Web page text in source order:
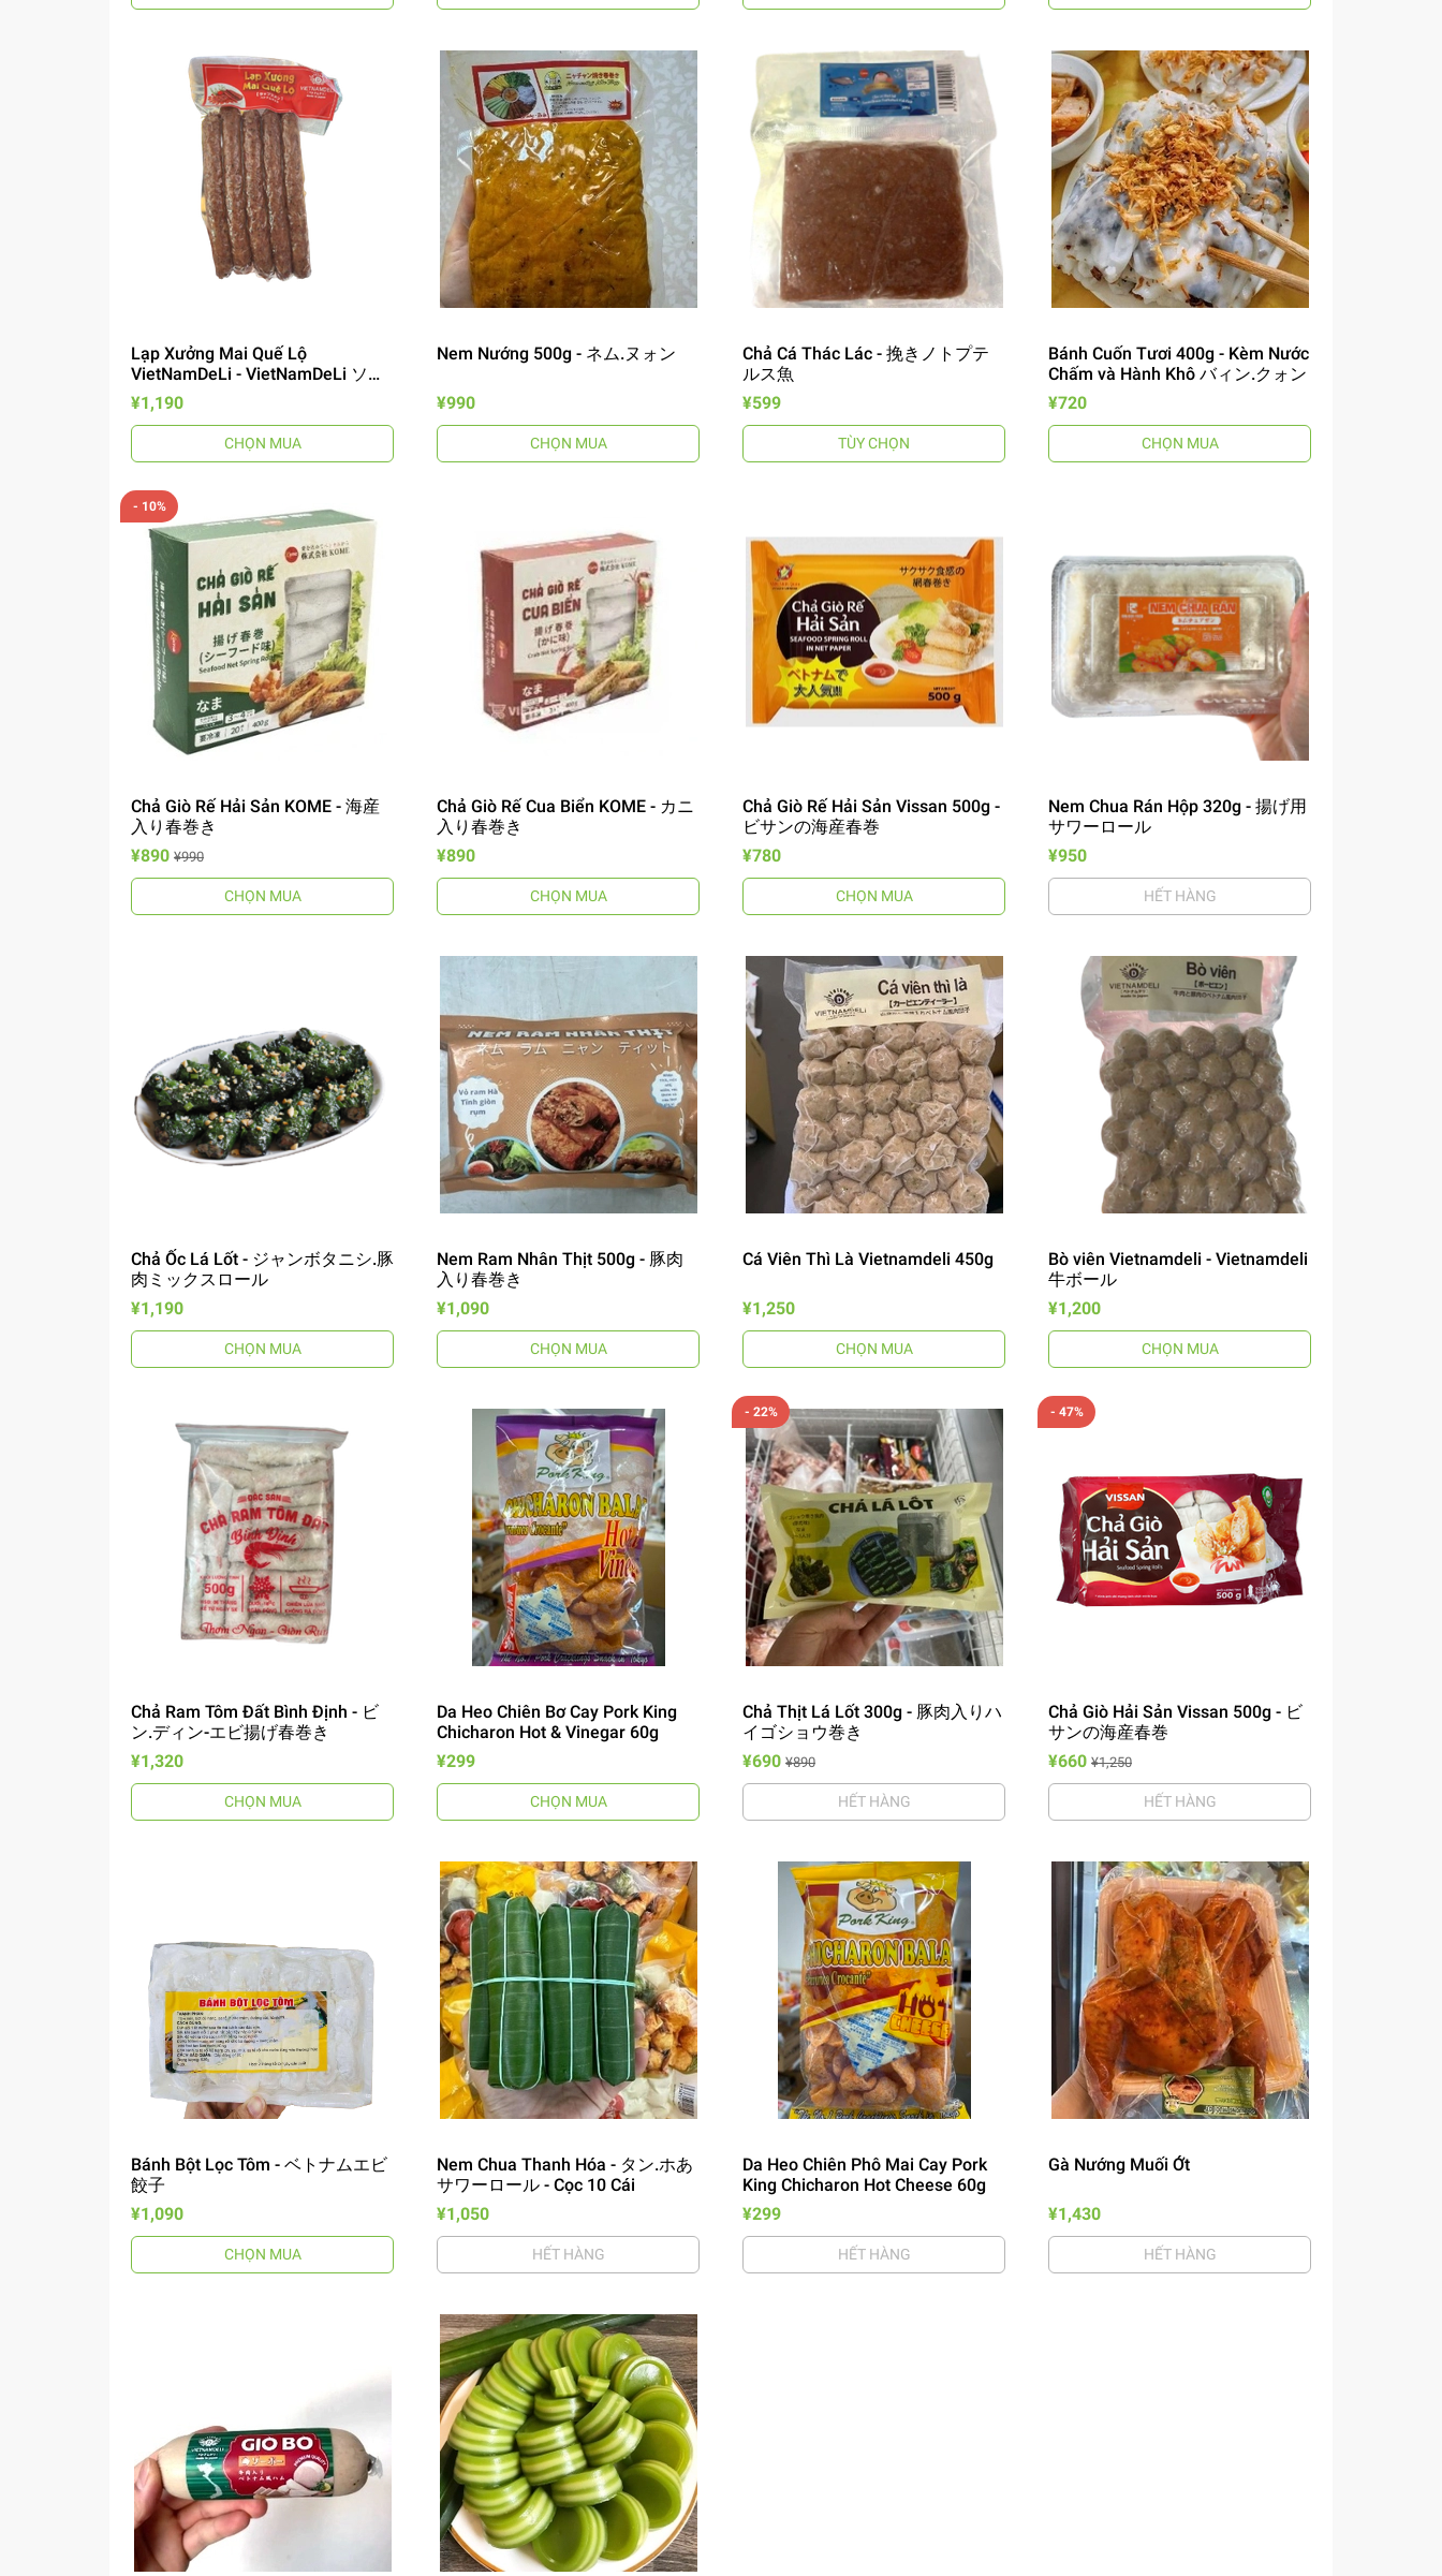
Lạp Xưởng Mai Quế Lộ
VietNamDeLi - VietNamDeLi ソー
セージ
¥1,190
CHỌN MUA
Nem Nướng 500g - ネム.ヌォン
¥990
CHỌN MUA
Chả Cá Thác Lác - 挽きノトプテ
ルス魚
¥599
TÙY CHỌN
Bánh Cuốn Tươi 400g - Kèm Nước
Chấm và Hành Khô バィン.クォン
¥720
CHỌN MUA
- 10%
Chả Giò Rế Hải Sản KOME - 海産
入り春巻き
¥890 ¥990
CHỌN MUA
Chả Giò Rế Cua Biển KOME - カニ
入り春巻き
¥890
CHỌN MUA
Chả Giò Rế Hải Sản Vissan 500g -
ビサンの海産春巻
¥780
CHỌN MUA
Nem Chua Rán Hộp 320g - 揚げ用
サワーロール
¥950
HẾT HÀNG
Chả Ốc Lá Lốt - ジャンボタニシ.豚
肉ミックスロール
¥1,190
CHỌN MUA
Nem Ram Nhân Thịt 500g - 豚肉
入り春巻き
¥1,090
CHỌN MUA
Cá Viên Thì Là Vietnamdeli 450g
¥1,250
CHỌN MUA
Bò viên Vietnamdeli - Vietnamdeli
牛ボール
¥1,200
CHỌN MUA
Chả Ram Tôm Đất Bình Định - ビ
ン.ディン-エビ揚げ春巻き
¥1,320
CHỌN MUA
Da Heo Chiên Bơ Cay Pork King
Chicharon Hot & Vinegar 60g
¥299
CHỌN MUA
- 22%
Chả Thịt Lá Lốt 300g - 豚肉入りハ
イゴショウ巻き
¥690 ¥890
HẾT HÀNG
- 47%
Chả Giò Hải Sản Vissan 500g - ビ
サンの海産春巻
¥660 ¥1,250
HẾT HÀNG
Bánh Bột Lọc Tôm - ベトナムエビ
餃子
¥1,090
CHỌN MUA
Nem Chua Thanh Hóa - タン.ホあ
サワーロール - Cọc 10 Cái
¥1,050
HẾT HÀNG
Da Heo Chiên Phô Mai Cay Pork
King Chicharon Hot Cheese 60g
¥299
HẾT HÀNG
Gà Nướng Muối Ớt
¥1,430
HẾT HÀNG